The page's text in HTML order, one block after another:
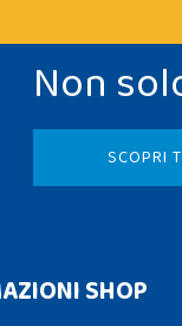
Non
SCOPRI
SHOP